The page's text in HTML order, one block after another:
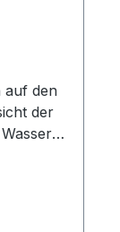
auf den
der